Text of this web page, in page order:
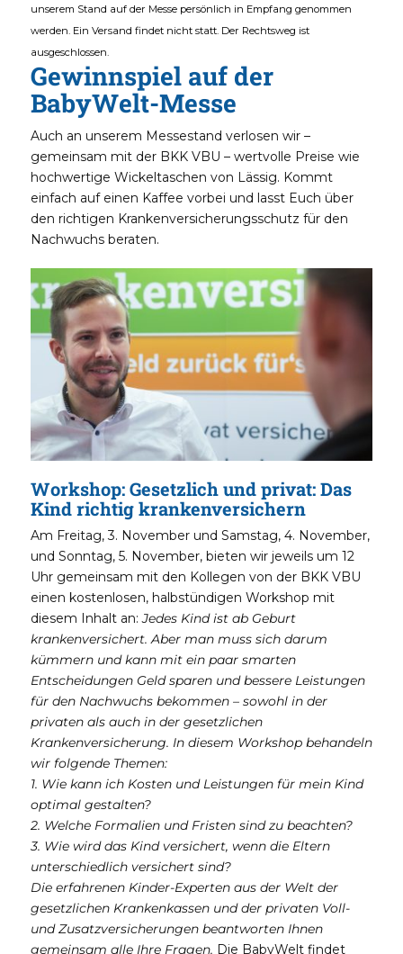
unserem Stand auf der Messe persönlich in Empfang genommen
werden. Ein Versand findet nicht statt. Der Rechtsweg ist
ausgeschlossen.
Gewinnspiel auf der
BabyWelt-Messe
Auch an unserem Messestand verlosen wir –
gemeinsam mit der BKK VBU – wertvolle Preise wie
hochwertige Wickeltaschen von Lässig. Kommt
einfach auf einen Kaffee vorbei und lasst Euch über
den richtigen Krankenversicherungsschutz für den
Nachwuchs beraten.
Workshop:Gesetzlich und privat: Das
Kind richtig krankenversichern
Am Freitag, 3. November und Samstag, 4. November,
und Sonntag, 5. November, bieten wir jeweils um 12
Uhr gemeinsam mit den Kollegen von der BKK VBU
einen kostenlosen, halbstündigen Workshop mit
diesem Inhalt an:Jedes Kind ist ab Geburt
krankenversichert. Aber man muss sich darum
kümmern und kann mit ein paar smarten
Entscheidungen Geld sparen und bessere Leistungen
für den Nachwuchs bekommen – sowohl in der
privaten als auch in der gesetzlichen
Krankenversicherung. In diesem Workshopbehandeln
wir folgende Themen:
1. Wie kann ich Kosten und Leistungen für mein Kind
optimal gestalten?
2. Welche Formalien und Fristen sind zu beachten?
3. Wie wird das Kind versichert, wenn die Eltern
unterschiedlich versichert sind?
Die erfahrenen Kinder-Experten aus der Welt der
gesetzlichen Krankenkassen und der privaten Voll-
und Zusatzversicherungen beantworten Ihnen
gemeinsam alle Ihre Fragen. Die BabyWelt findet